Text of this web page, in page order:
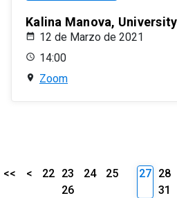
Kalina Manova,
12 de Marzo de 2021
14:00
Zoom
<< < 22 23 24
25
26
27 28
31